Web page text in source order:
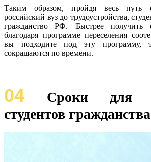
Таким образом, пройдя весь путь
российский вуз до трудоустройства,
гражданство РФ. Быстрее получить
благодаря программе переселения
вы подходите под эту программу,
сокращаются по времени.
04
Сроки для
студентов